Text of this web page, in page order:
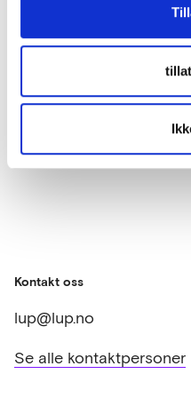
på ombruks- og
kreves for å realisere de
anskaffe ombruks- og
Kontakt oss
lup@lup.no
Se alle kontaktpersoner